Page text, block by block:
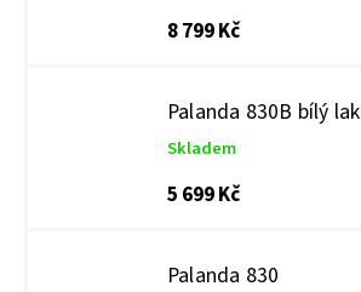
8 799 Kč
Palanda 830B bílý lak
Skladem
5 699 Kč
Palanda 830